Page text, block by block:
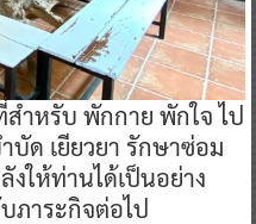
หรับ พักกาย พักใจ ไป
ด เยียวยา รักษาซ่อม
งให้ท่านได้เป็นอย่าง
ภาระกิจต่อไป